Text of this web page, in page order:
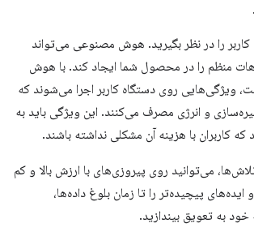
را در نظر بگیرید. هوش مصنوعی می‌تواند
را در محصول شما ایجاد کند. با هوش
روی دستگاه کاربر اجرا می‌شوند که
و انرژی مصرف می‌کنند. این ویژگی باید به
کاربران با هزینه آن مشکلی نداشته باشند.
می‌توانید روی پیروزی‌های با ارزش بالا و کم
پیچیده‌تر را تا زمان بلوغ داده‌ها،
تعویق بیندازید.